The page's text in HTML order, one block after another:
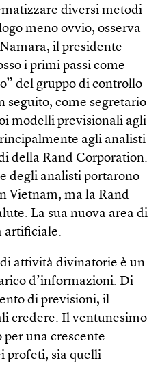
diversi metodi
meno ovvio, osserva
il presidente
i primi passi come
del gruppo di controllo
seguito, come segretario
modelli previsionali agli
agli analisti
della Rand Corporation.
degli analisti portarono
Vietnam, ma la Rand
La sua nuova area di
artificiale.
attività divinatorie è un
d’informazioni. Di
di previsioni, il
credere. Il ventunesimo
per una crescente
profeti, sia quelli